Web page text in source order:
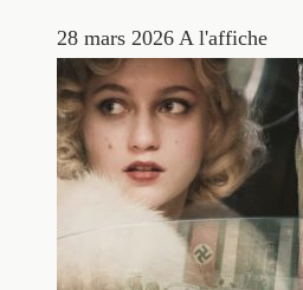
28 mars 2026 A l'affiche